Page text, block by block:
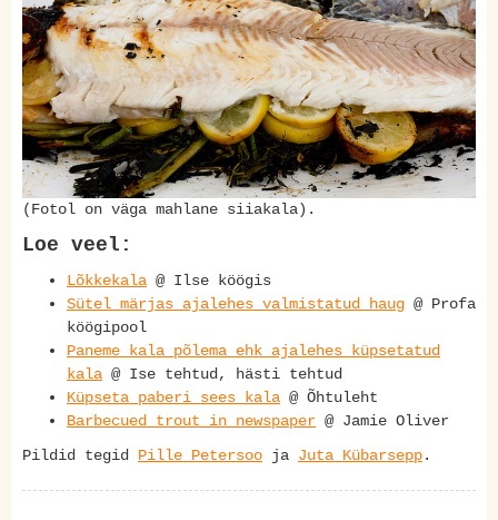
(Fotol on väga mahlane siiakala).
Loe veel:
Lõkkekala @ Ilse köögis
Sütel märjas ajalehes valmistatud haug @ Profa
köögipool
Paneme kala põlema ehk ajalehes küpsetatud
kala @ Ise tehtud, hästi tehtud
Küpseta paberi sees kala @ Õhtuleht
Barbecued trout in newspaper @ Jamie Oliver
Pildid tegid Pille Petersoo ja Juta Kübarsepp.